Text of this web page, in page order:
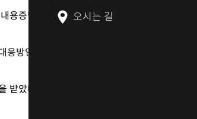
오시는 길
지식재산권 침해 내용증명과 경고장에 관해서(권리자 편)
응방안은?
받았다면?